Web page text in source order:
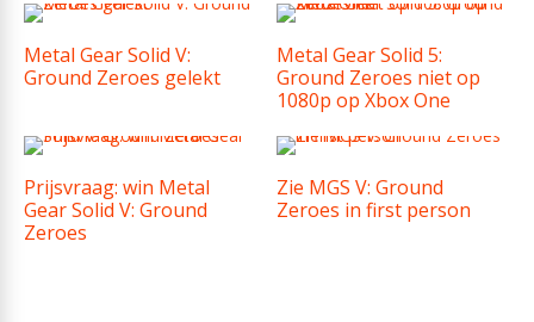
Metal Gear Solid V:
Ground Zeroes gelekt
Metal Gear Solid 5:
Ground Zeroes niet op
1080p op Xbox One
Prijsvraag: win Metal
Gear Solid V: Ground
Zeroes
Zie MGS V: Ground
Zeroes in first person